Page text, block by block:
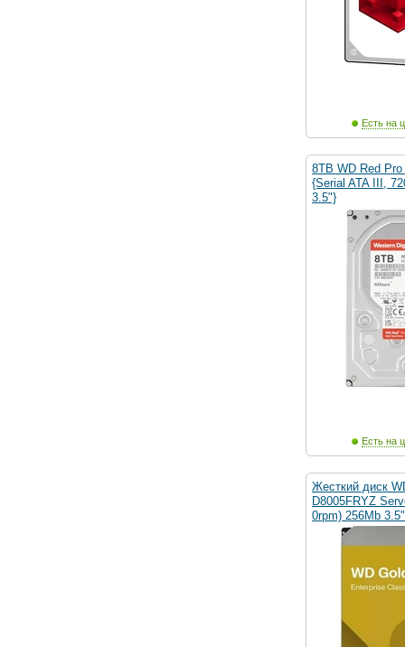
Есть на
8TB WD Red
{Serial ATA III,
3.5"}
Есть на
Жесткий диск
D8005FRYZ
0rpm) 256Mb 3.5"